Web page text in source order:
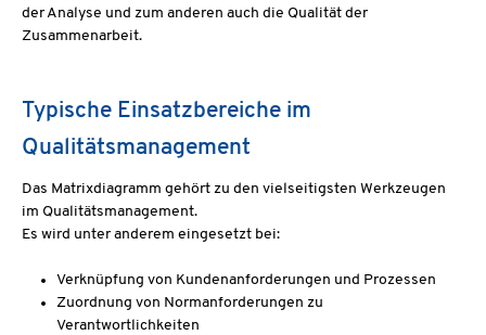
der Analyse und zum anderen auch die Qualität der
Zusammenarbeit.
Typische Einsatzbereiche im
Qualitätsmanagement
Das Matrixdiagramm gehört zu den vielseitigsten Werkzeugen
im Qualitätsmanagement.
Es wird unter anderem eingesetzt bei:
Verknüpfung von Kundenanforderungen und Prozessen
Zuordnung von Normanforderungen zu
Verantwortlichkeiten